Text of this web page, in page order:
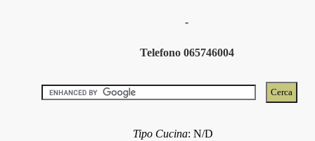
-
Telefono 065746004
Tipo Cucina: N/D